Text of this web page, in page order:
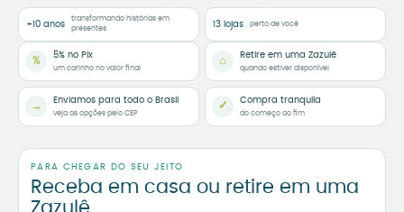
+10 anos
transformando histórias em
presentes
13 lojas perto de você
% 5% no Pix
um carinho no valor final
⌂ Retire em uma Zazulê
quando estiver disponível
→ Enviamos para todo o Brasil
veja as opções pelo CEP
✓ Compra tranquila
do começo ao fim
PARA CHEGAR DO SEU JEITO
Receba em casa ou retire em uma